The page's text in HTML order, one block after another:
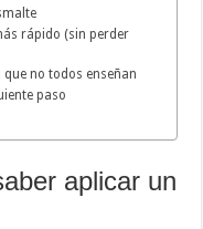
rápido (sin perder
no todos enseñan
paso
aplicar un